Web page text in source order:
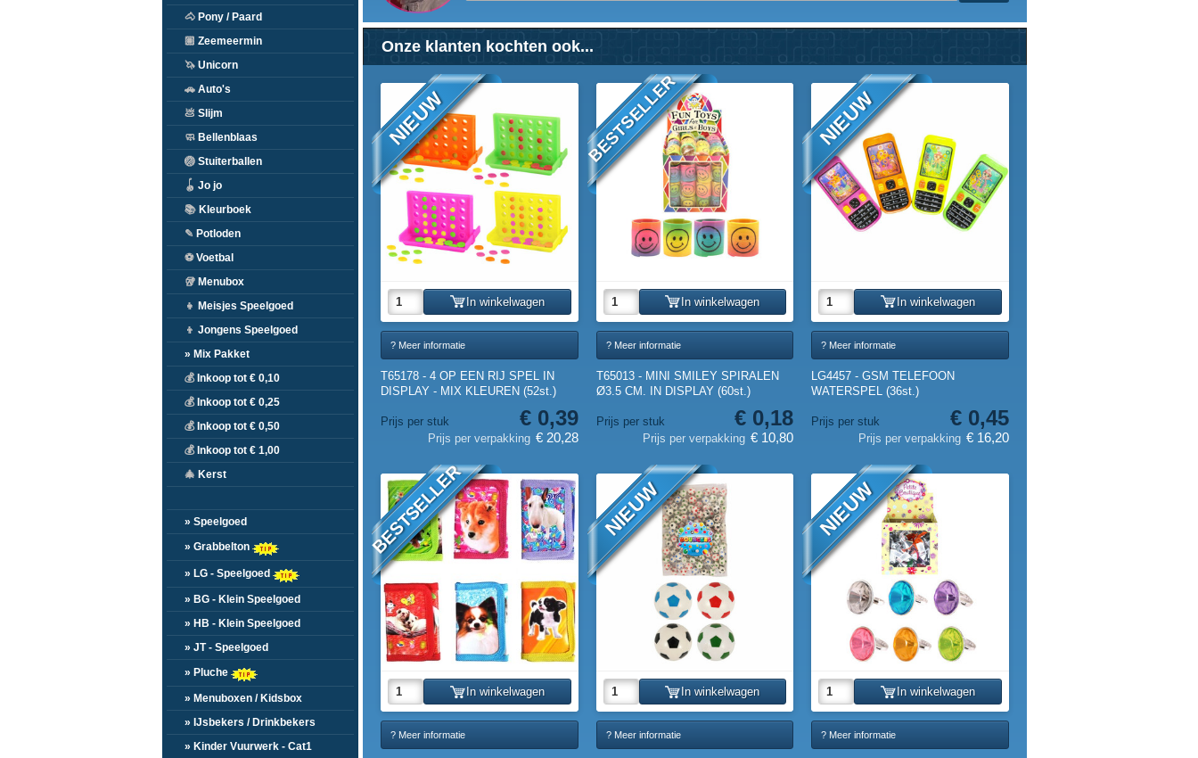
🐴 Pony / Paard
🏽 Zeemeermin
🦄 Unicorn
🚗 Auto's
💩 Slijm
🧼 Bellenblaas
🏐 Stuiterballen
🪀 Jo jo
📚 Kleurboek
✎ Potloden
⚽Voetbal
🥡 Menubox
👧 Meisjes Speelgoed
👦 Jongens Speelgoed
» Mix Pakket
💰Inkoop tot € 0,10
💰Inkoop tot € 0,25
💰Inkoop tot € 0,50
💰Inkoop tot € 1,00
🎄 Kerst
» Speelgoed
» Grabbelton
» LG - Speelgoed
» BG - Klein Speelgoed
» HB - Klein Speelgoed
» JT - Speelgoed
» Pluche
» Menuboxen / Kidsbox
» IJsbekers / Drinkbekers
» Kinder Vuurwerk - Cat1
Onze klanten kochten ook...
NIEUW
In winkelwagen
? Meer informatie
T65178 - 4 OP EEN RIJ SPEL IN
DISPLAY - MIX KLEUREN (52st.)
Prijs per stuk € 0,39
Prijs per verpakking € 20,28
BESTSELLER
In winkelwagen
? Meer informatie
T65013 - MINI SMILEY SPIRALEN
Ø3.5 CM. IN DISPLAY (60st.)
Prijs per stuk € 0,18
Prijs per verpakking € 10,80
NIEUW
In winkelwagen
? Meer informatie
LG4457 - GSM TELEFOON
WATERSPEL (36st.)
Prijs per stuk € 0,45
Prijs per verpakking € 16,20
BESTSELLER
In winkelwagen
? Meer informatie
NIEUW
In winkelwagen
? Meer informatie
NIEUW
In winkelwagen
? Meer informatie